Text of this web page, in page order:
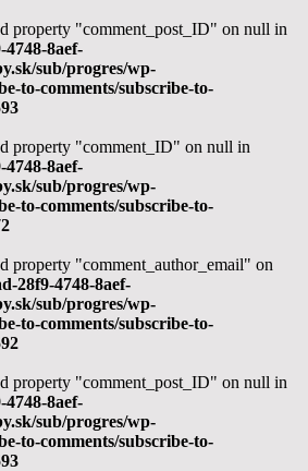
property "comment_post_ID" on null in
4748-8aef-
sub/progres/wp-
to-comments/subscribe-to-
property "comment_ID" on null in
4748-8aef-
sub/progres/wp-
to-comments/subscribe-to-
property "comment_author_email" on
28f9-4748-8aef-
sub/progres/wp-
to-comments/subscribe-to-
property "comment_post_ID" on null in
4748-8aef-
sub/progres/wp-
to-comments/subscribe-to-